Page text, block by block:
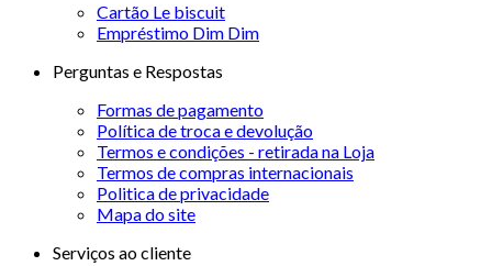
Cartão Le biscuit
Empréstimo Dim Dim
Perguntas e Respostas
Formas de pagamento
Política de troca e devolução
Termos e condições - retirada na Loja
Termos de compras internacionais
Politica de privacidade
Mapa do site
Serviços ao cliente